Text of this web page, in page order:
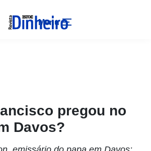
Menu
pregou no
Davos?